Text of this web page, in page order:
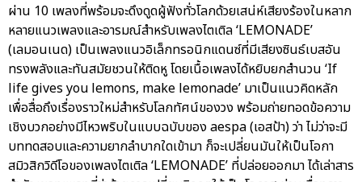
ผ่าน 10 เพลงที่พร้อมจะดึงดูดผู้ฟังทั่วโลกด้วยเสน่ห์เสียงร้องในหลาก
หลายแนวเพลงและอารมณ์สำหรับเพลงไตเติล ‘LEMONADE’
(เลมอนเนด) เป็นเพลงแนวอิเล็กทรอนิกแดนซ์ที่มีเสียงซินธ์เบสอัน
ทรงพลังและทันสมัยชวนให้ติดหู โดยเนื้อเพลงได้หยิบยกสำนวน ‘If
life gives you lemons, make lemonade’ มาเป็นแนวคิดหลัก
เพื่อสื่อถึงเรื่องราวใหม่สำหรับโลกทัศน์ของวง พร้อมถ่ายทอดข้อความ
เชิงบวกอย่างมีไหวพริบในแบบฉบับของ aespa (เอสป้า) ว่า ไม่ว่าจะมี
บททดสอบและความยากลำบากใดเข้ามา ก็จะเปลี่ยนมันให้เป็นโอกา
สมิวสิกวิดีโอของเพลงไตเติล ‘LEMONADE’ ที่ปล่อยออกมา ได้เล่าสาร